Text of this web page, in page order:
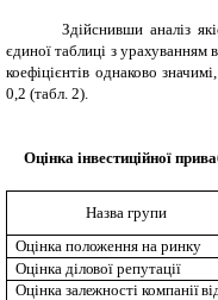
Здійснивши аналіз
єдиної таблиці з урахуванням
коефіцієнтів однаково
0,2 (табл. 2).
Оцінка інвестиційної
Назва групи
Оцінка положення на ринку
Оцінка ділової репутації
Оцінка залежності компанії